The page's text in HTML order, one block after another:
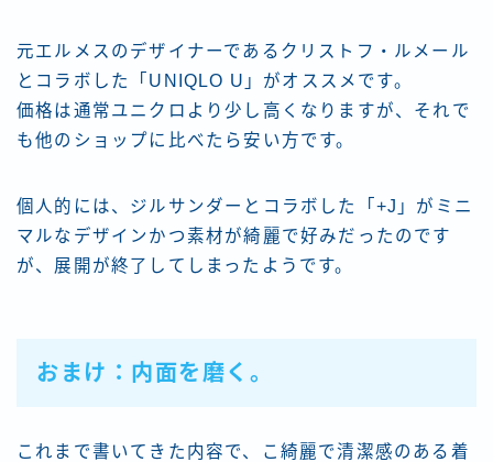
元エルメスのデザイナーであるクリストフ・ルメール
とコラボした「UNIQLO U」がオススメです。
価格は通常ユニクロより少し高くなりますが、それで
も他のショップに比べたら安い方です。
個人的には、ジルサンダーとコラボした「+J」がミニ
マルなデザインかつ素材が綺麗で好みだったのです
が、展開が終了してしまったようです。
おまけ：内面を磨く。
これまで書いてきた内容で、こ綺麗で清潔感のある着